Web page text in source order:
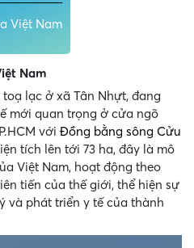
Việt Nam
Nam
lạc ở xã Tân Nhựt, đang
mới quan trọng ở cửa ngõ
vớiĐồng bằng sông Cửu
tích lên tới 73 ha, đây là mô
Việt Nam, hoạt động theo
tiến của thế giới, thể hiện sự
và phát triển y tế của thành